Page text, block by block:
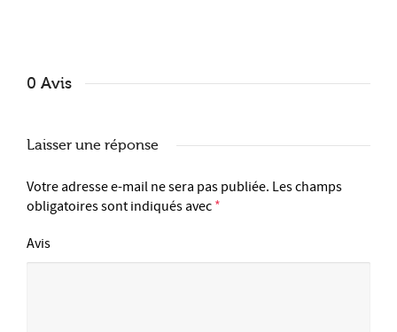
0 Avis
Laisser une réponse
Votre adresse e-mail ne sera pas publiée. Les champs
obligatoires sont indiqués avec *
Avis